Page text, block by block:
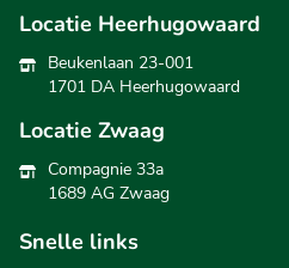
Locatie Heerhugowaard
Beukenlaan 23-001
1701 DA Heerhugowaard
Locatie Zwaag
Compagnie 33a
1689 AG Zwaag
Snelle links